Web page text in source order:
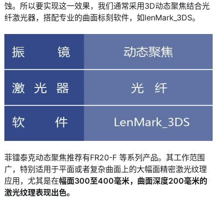
蚀。所以要实现这一效果，我们通常采用3D动态聚焦结合光
纤激光器，搭配专业的曲面标刻软件，如lenMark_3DS。
菲镭泰克动态聚焦推荐有FR20-F 等系列产品。其工作范围
广，特别适用于平面或者复杂曲面上的大幅面精密激光纹理
应用，尤其是在幅面300至400毫米，曲面深度200毫米的
激光纹理表现出色。